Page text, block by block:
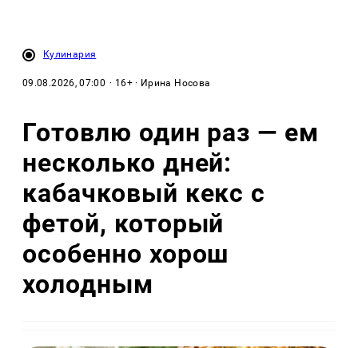
Кулинария
09.08.2026, 07:00 · 16+ · Ирина Носова
Готовлю один раз — ем
несколько дней:
кабачковый кекс с
фетой, который
особенно хорош
холодным